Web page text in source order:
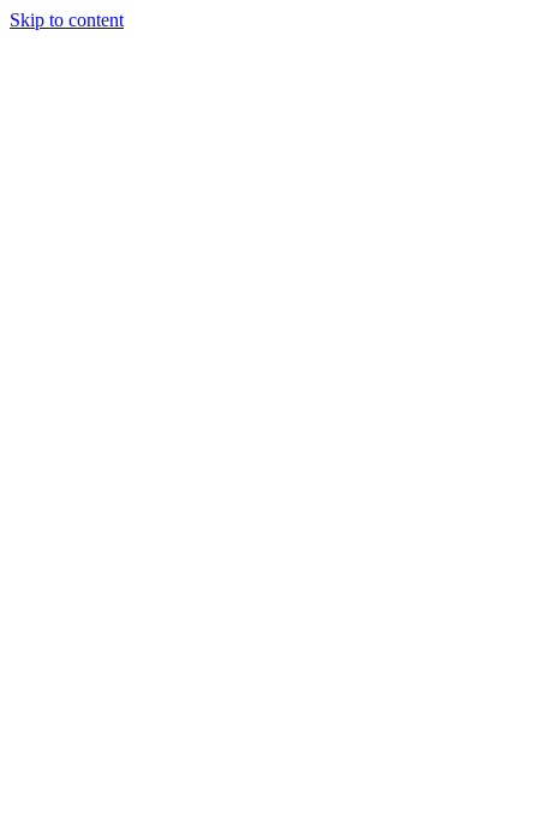
Skip to content